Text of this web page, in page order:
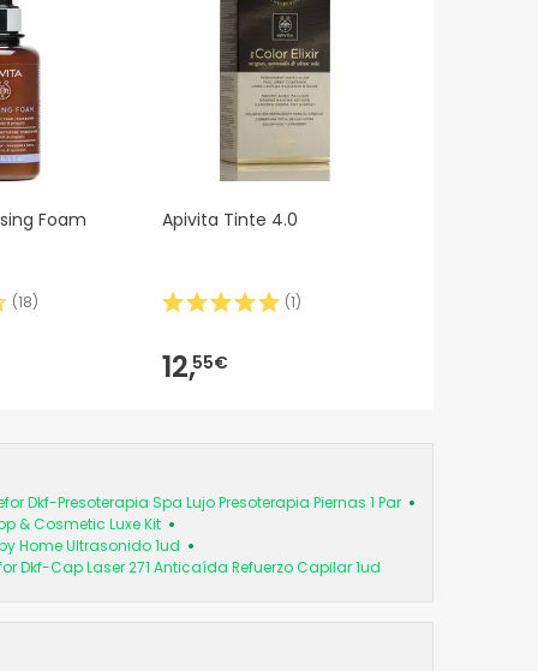
Foam
(18)
Apivita Tinte 4.0
(1)
12,55€
Dkf-Presoterapia Spa Lujo Presoterapia Piernas 1 Par
& Cosmetic Luxe Kit
Home Ultrasonido 1ud
Dkf-Cap Laser 271 Anticaída Refuerzo Capilar 1ud